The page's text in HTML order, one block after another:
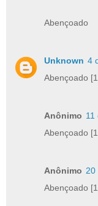
Abençoado
Unknown 4
Abençoado
Anônimo 11
Abençoado
Anônimo 20
Abençoado